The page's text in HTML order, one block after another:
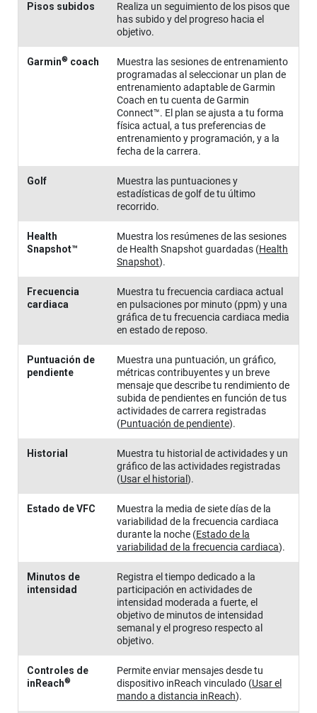
Pisos subidos
Realiza un seguimiento de los pisos que
has subido y del progreso hacia el
objetivo.
Garmin® coach
Muestra las sesiones de entrenamiento
programadas al seleccionar un plan de
entrenamiento adaptable de Garmin
Coach en tu cuenta de Garmin
Connect™. El plan se ajusta a tu forma
física actual, a tus preferencias de
entrenamiento y programación, y a la
fecha de la carrera.
Golf
Muestra las puntuaciones y
estadísticas de golf de tu último
recorrido.
Health
Snapshot™
Muestra los resúmenes de las sesiones
de Health Snapshot guardadas (Health
Snapshot).
Frecuencia
cardiaca
Muestra tu frecuencia cardiaca actual
en pulsaciones por minuto (ppm) y una
gráfica de tu frecuencia cardiaca media
en estado de reposo.
Puntuación de
pendiente
Muestra una puntuación, un gráfico,
métricas contribuyentes y un breve
mensaje que describe tu rendimiento de
subida de pendientes en función de tus
actividades de carrera registradas
(Puntuación de pendiente).
Historial
Muestra tu historial de actividades y un
gráfico de las actividades registradas
(Usar el historial ).
Estado de VFC
Muestra la media de siete días de la
variabilidad de la frecuencia cardiaca
durante la noche (Estado de la
variabilidad de la frecuencia cardiaca).
Minutos de
intensidad
Registra el tiempo dedicado a la
participación en actividades de
intensidad moderada a fuerte, el
objetivo de minutos de intensidad
semanal y el progreso respecto al
objetivo.
Controles de
inReach®
Permite enviar mensajes desde tu
dispositivo inReach vinculado (Usar el
mando a distancia inReach).